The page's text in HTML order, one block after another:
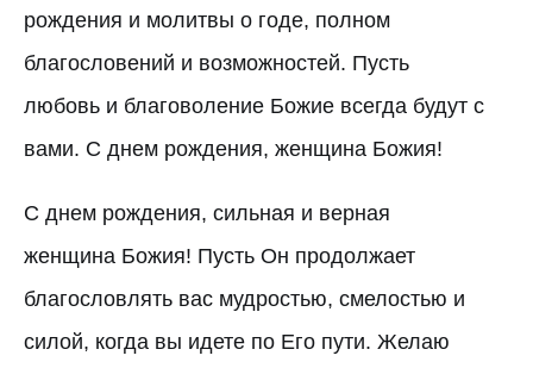
рождения и молитвы о годе, полном
благословений и возможностей. Пусть
любовь и благоволение Божие всегда будут с
вами. С днем рождения, женщина Божия!
С днем рождения, сильная и верная
женщина Божия! Пусть Он продолжает
благословлять вас мудростью, смелостью и
силой, когда вы идете по Его пути. Желаю